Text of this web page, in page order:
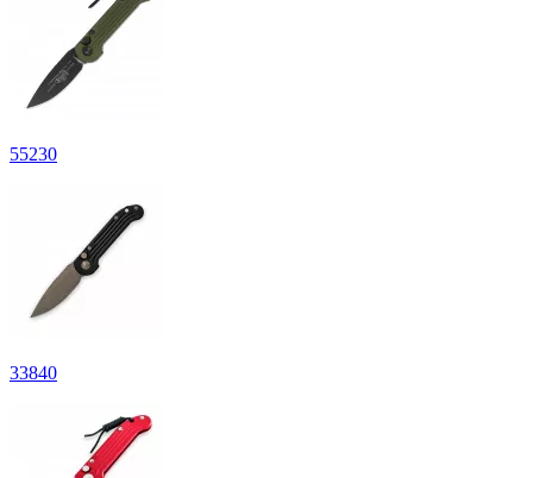
55230
33840